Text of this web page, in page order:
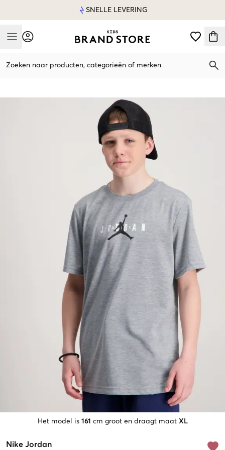
SNELLE LEVERING
Mobile Menu
Zoeken naar producten, categorieën of merken
Het model is 161 cm groot en draagt maat XL
Nike Jordan